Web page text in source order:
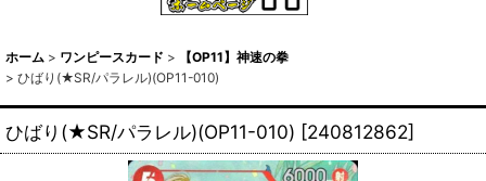
ホーム > ワンピースカード >
【OP11】神速の拳
> ひばり(★SR/パラレル)(OP11-010)
ひばり(★SR/パラレル)(OP11-010) [240812862]